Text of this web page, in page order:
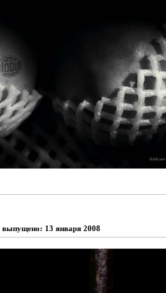
выпущено: 13 января 2008